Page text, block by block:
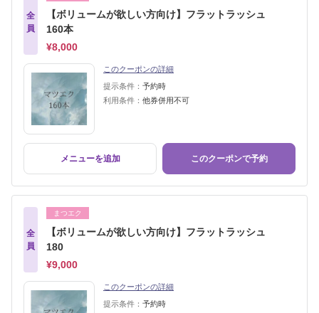
全
員
【ボリュームが欲しい方向け】フラットラッシュ
160本
¥8,000
このクーポンの詳細
提示条件： 予約時
利用条件： 他券併用不可
メニューを追加 このクーポンで予約
全
員
まつエク
【ボリュームが欲しい方向け】フラットラッシュ
180
¥9,000
このクーポンの詳細
提示条件： 予約時